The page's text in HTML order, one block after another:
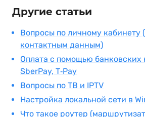
Другие статьи
Вопросы по личному кабинету
контактным данным)
Оплата с помощью банковских
SberPay, T‑Pay
Вопросы по ТВ и IPTV
Настройка локальной сети в
Что такое роутер